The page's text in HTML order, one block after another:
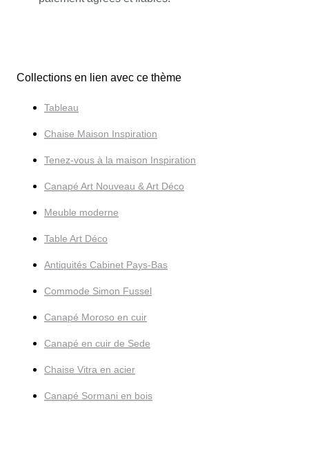
Collections en lien avec ce thème
Tableau
Chaise Maison Inspiration
Tenez-vous à la maison Inspiration
Canapé Art Nouveau & Art Déco
Meuble moderne
Table Art Déco
Antiquités Cabinet Pays-Bas
Commode Simon Fussel
Canapé Moroso en cuir
Canapé en cuir de Sede
Chaise Vitra en acier
Canapé Sormani en bois